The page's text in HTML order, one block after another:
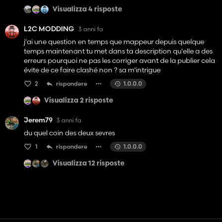
En tout cas j'ai hâte de commencer une carrière sur la
version finale, donc merci pour cette très belle map.
Visualizza 4 risposte
L2C MODDING 3 anni fa
j'ai une question en temps que mappeur depuis quelque
temps maintenant tu met dans ta description qu'elle a des
erreurs pourquoi ne pas les corriger avant de la publier cela
évite de ce faire clashé non ? sa m'intrigue
2 rispondere 1.0.0.0
Visualizza 2 risposte
Jerem79 3 anni fa
du quel coin des deux sevres
1 rispondere 1.0.0.0
Visualizza 12 risposte